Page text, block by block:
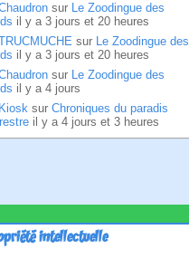
sur Le Zoodingue des
il y a 3 jours et 20 heures
sur Le Zoodingue des
il y a 3 jours et 20 heures
sur Le Zoodingue des
il y a 4 jours
Kiosk sur Chroniques du paradis
il y a 4 jours et 3 heures
intellectuelle